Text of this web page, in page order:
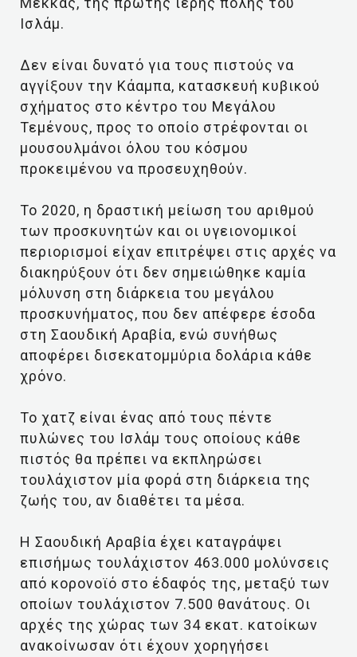
Ισλάμ.
Δεν είναι δυνατό για τους πιστούς να
αγγίξουν την Κάαμπα, κατασκευή κυβικού
σχήματος στο κέντρο του Μεγάλου
Τεμένους, προς το οποίο στρέφονται οι
μουσουλμάνοι όλου του κόσμου
προκειμένου να προσευχηθούν.
Το 2020, η δραστική μείωση του αριθμού
των προσκυνητών και οι υγειονομικοί
περιορισμοί είχαν επιτρέψει στις αρχές να
διακηρύξουν ότι δεν σημειώθηκε καμία
μόλυνση στη διάρκεια του μεγάλου
προσκυνήματος, που δεν απέφερε έσοδα
στη Σαουδική Αραβία, ενώ συνήθως
αποφέρει δισεκατομμύρια δολάρια κάθε
χρόνο.
Το χατζ είναι ένας από τους πέντε
πυλώνες του Ισλάμ τους οποίους κάθε
πιστός θα πρέπει να εκπληρώσει
τουλάχιστον μία φορά στη διάρκεια της
ζωής του, αν διαθέτει τα μέσα.
Η Σαουδική Αραβία έχει καταγράψει
επισήμως τουλάχιστον 463.000 μολύνσεις
από κορονοϊό στο έδαφός της, μεταξύ των
οποίων τουλάχιστον 7.500 θανάτους. Οι
αρχές της χώρας των 34 εκατ. κατοίκων
ανακοίνωσαν ότι έχουν χορηγήσει